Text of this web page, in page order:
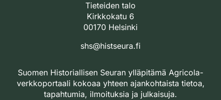
Tieteiden talo
Kirkkokatu 6
00170 Helsinki
shs@histseura.fi
Suomen Historiallisen Seuran ylläpitämä Agricola-
verkkoportaali kokoaa yhteen ajankohtaista tietoa,
tapahtumia, ilmoituksia ja julkaisuja.